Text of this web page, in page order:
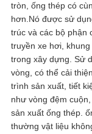
SƠ
ĐỒ
TRANG
WEB
tròn, ống thép có
hơn.Nó được sử
trúc và các bộ phận
truyền xe hơi,
trong xây dựng. Sử
vòng, có thể cải
trình sản xuất, tiết
như vòng đệm
sản xuất ống thép.
thường vật liệu